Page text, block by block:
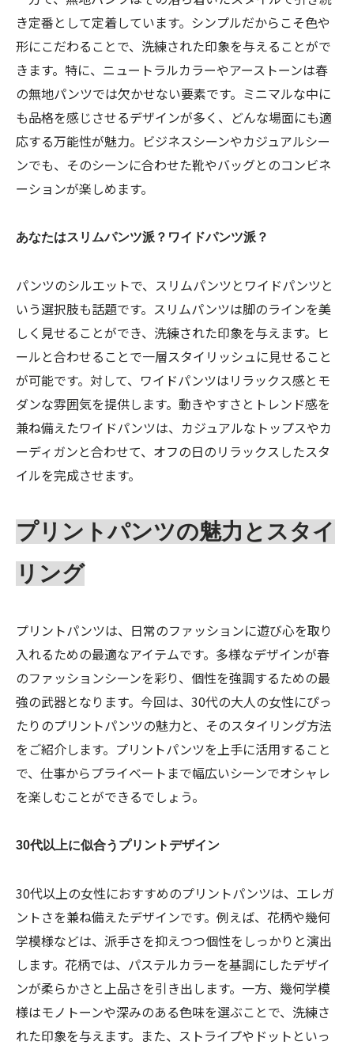
き定番として定着しています。シンプルだからこそ色や
形にこだわることで、洗練された印象を与えることがで
きます。特に、ニュートラルカラーやアーストーンは春
の無地パンツでは欠かせない要素です。ミニマルな中に
も品格を感じさせるデザインが多く、どんな場面にも適
応する万能性が魅力。ビジネスシーンやカジュアルシー
ンでも、そのシーンに合わせた靴やバッグとのコンビネ
ーションが楽しめます。
あなたはスリムパンツ派？ワイドパンツ派？
パンツのシルエットで、スリムパンツとワイドパンツと
いう選択肢も話題です。スリムパンツは脚のラインを美
しく見せることができ、洗練された印象を与えます。ヒ
ールと合わせることで一層スタイリッシュに見せること
が可能です。対して、ワイドパンツはリラックス感とモ
ダンな雰囲気を提供します。動きやすさとトレンド感を
兼ね備えたワイドパンツは、カジュアルなトップスやカ
ーディガンと合わせて、オフの日のリラックスしたスタ
イルを完成させます。
プリントパンツの魅力とスタイ
リング
プリントパンツは、日常のファッションに遊び心を取り
入れるための最適なアイテムです。多様なデザインが春
のファッションシーンを彩り、個性を強調するための最
強の武器となります。今回は、30代の大人の女性にぴっ
たりのプリントパンツの魅力と、そのスタイリング方法
をご紹介します。プリントパンツを上手に活用すること
で、仕事からプライベートまで幅広いシーンでオシャレ
を楽しむことができるでしょう。
30代以上に似合うプリントデザイン
30代以上の女性におすすめのプリントパンツは、エレガ
ントさを兼ね備えたデザインです。例えば、花柄や幾何
学模様などは、派手さを抑えつつ個性をしっかりと演出
します。花柄では、パステルカラーを基調にしたデザイ
ンが柔らかさと上品さを引き出します。一方、幾何学模
様はモノトーンや深みのある色味を選ぶことで、洗練さ
れた印象を与えます。また、ストライプやドットといっ